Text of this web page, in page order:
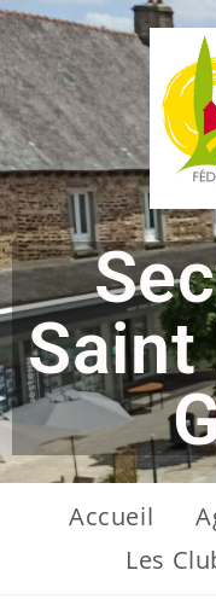
Accueil
Les